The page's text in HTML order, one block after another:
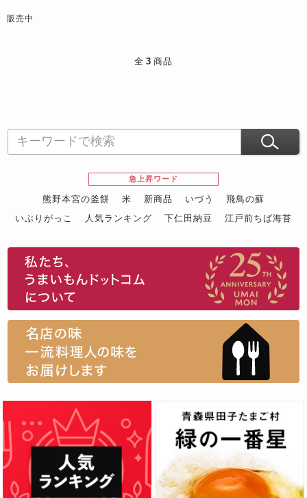
販売中
全 3 商品
急上昇ワード
熊野本宮の釜餅 米 新商品 いづう
飛鳥の蘇
いぶりがっこ
人気ランキング 下仁田納豆
江戸前ちば海苔